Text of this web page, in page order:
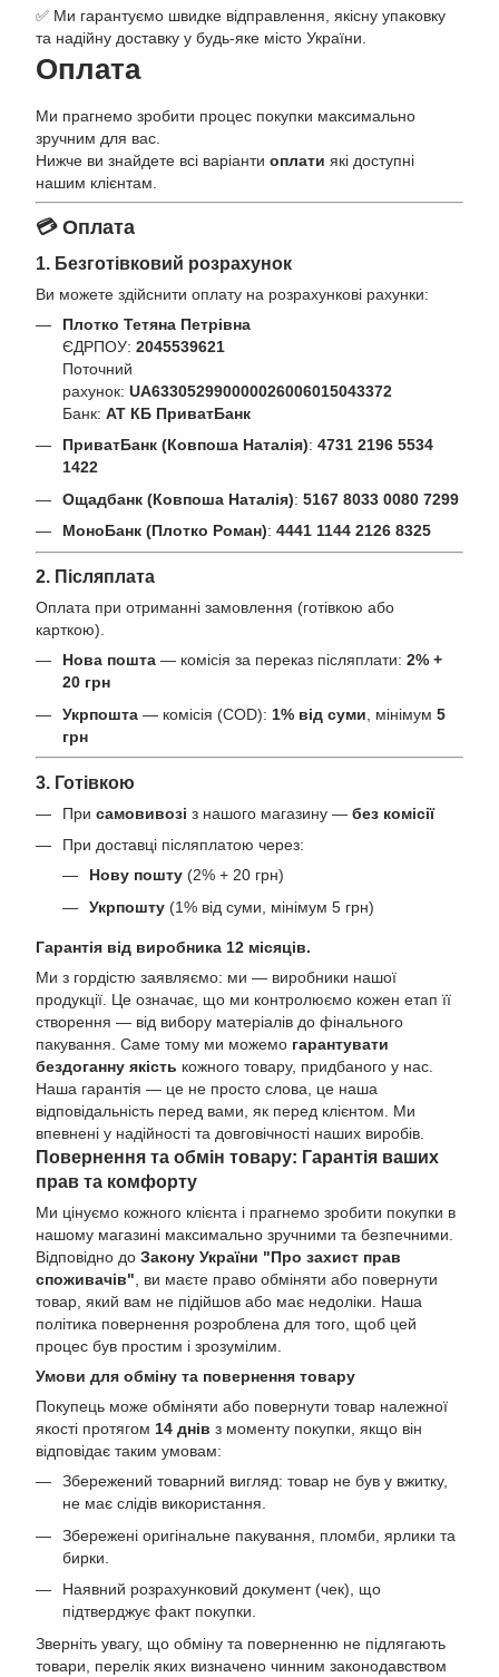
✅ Ми гарантуємо швидке відправлення, якісну упаковку
та надійну доставку у будь-яке місто України.
Оплата
Ми прагнемо зробити процес покупки максимально
зручним для вас.
Нижче ви знайдете всі варіанти оплати які доступні
нашим клієнтам.
💳 Оплата
1. Безготівковий розрахунок
Ви можете здійснити оплату на розрахункові рахунки:
Плотко Тетяна Петрівна
ЄДРПОУ: 2045539621
Поточний
рахунок: UA633052990000026006015043372
Банк: АТ КБ ПриватБанк
ПриватБанк (Ковпоша Наталія): 4731 2196 5534
1422
Ощадбанк (Ковпоша Наталія): 5167 8033 0080 7299
МоноБанк (Плотко Роман): 4441 1144 2126 8325
2. Післяплата
Оплата при отриманні замовлення (готівкою або
карткою).
Нова пошта — комісія за переказ післяплати: 2% +
20 грн
Укрпошта — комісія (COD): 1% від суми , мінімум 5
грн
3. Готівкою
При самовивозі з нашого магазину — без комісії
При доставці післяплатою через:
Нову пошту (2% + 20 грн)
Укрпошту (1% від суми, мінімум 5 грн)
Гарантія від виробника 12 місяців.
Ми з гордістю заявляємо: ми — виробники нашої
продукції. Це означає, що ми контролюємо кожен етап її
створення — від вибору матеріалів до фінального
пакування. Саме тому ми можемо гарантувати
бездоганну якість кожного товару, придбаного у нас.
Наша гарантія — це не просто слова, це наша
відповідальність перед вами, як перед клієнтом. Ми
впевнені у надійності та довговічності наших виробів.
Повернення та обмін товару: Гарантія ваших
прав та комфорту
Ми цінуємо кожного клієнта і прагнемо зробити покупки в
нашому магазині максимально зручними та безпечними.
Відповідно до Закону України "Про захист прав
споживачів", ви маєте право обміняти або повернути
товар, який вам не підійшов або має недоліки. Наша
політика повернення розроблена для того, щоб цей
процес був простим і зрозумілим.
Умови для обміну та повернення товару
Покупець може обміняти або повернути товар належної
якості протягом 14 днів з моменту покупки, якщо він
відповідає таким умовам:
Збережений товарний вигляд: товар не був у вжитку,
не має слідів використання.
Збережені оригінальне пакування, пломби, ярлики та
бирки.
Наявний розрахунковий документ (чек), що
підтверджує факт покупки.
Зверніть увагу, що обміну та поверненню не підлягають
товари, перелік яких визначено чинним законодавством